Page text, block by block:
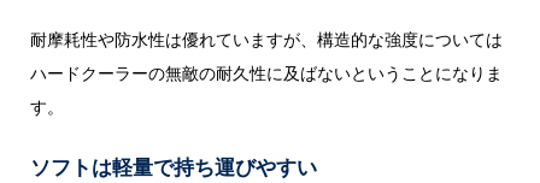
耐摩耗性や防水性は優れていますが、構造的な強度については
ハードクーラーの無敵の耐久性に及ばないということになりま
す。
ソフトは軽量で持ち運びやすい